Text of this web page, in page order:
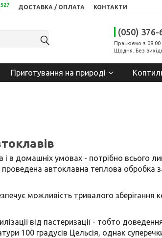
527 ДОСТАВКА / ОПЛАТА КОНТАКТИ
(050) 376-
Працюємо з 08:00
Щодня. Без
Приготування на природі
і в домашніх умовах - потрібно всього
проведена автоклавна теплова обробка
можливість тривалого зберігання
від пастеризації - тобто
100 градусів Цельсія, однак